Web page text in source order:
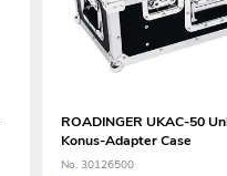
ROADINGER UKAC-50
Konus-Adapter Case
No. 30126500